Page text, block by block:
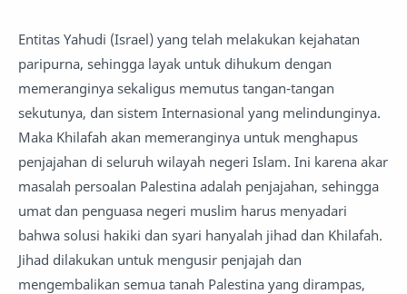
Entitas Yahudi (Israel) yang telah melakukan kejahatan
paripurna, sehingga layak untuk dihukum dengan
memeranginya sekaligus memutus tangan-tangan
sekutunya, dan sistem Internasional yang melindunginya.
Maka Khilafah akan memeranginya untuk menghapus
penjajahan di seluruh wilayah negeri Islam. Ini karena akar
masalah persoalan Palestina adalah penjajahan, sehingga
umat dan penguasa negeri muslim harus menyadari
bahwa solusi hakiki dan syari hanyalah jihad dan Khilafah.
Jihad dilakukan untuk mengusir penjajah dan
mengembalikan semua tanah Palestina yang dirampas,